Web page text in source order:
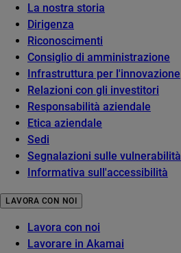
La nostra storia
Dirigenza
Riconoscimenti
Consiglio di amministrazione
Infrastruttura per l'innovazione
Relazioni con gli investitori
Responsabilità aziendale
Etica aziendale
Sedi
Segnalazioni sulle vulnerabilità
Informativa sull'accessibilità
LAVORA CON NOI
Lavora con noi
Lavorare in Akamai